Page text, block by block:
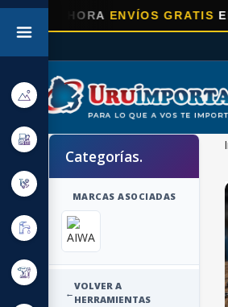
ENVÍOS GRATISEN ELECTRO
Categorías.
MARCAS ASOCIADAS
←
VOLVER A
HERRAMIENTAS